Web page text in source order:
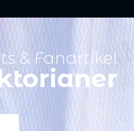
& Fanartikel